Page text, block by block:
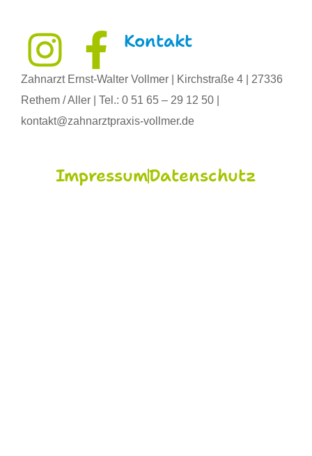
Kontakt
Zahnarzt Ernst-Walter Vollmer | Kirchstraße 4 | 27336
Rethem / Aller | Tel.: 0 51 65 – 29 12 50 |
kontakt@zahnarztpraxis-vollmer.de
ImpressumDatenschutz